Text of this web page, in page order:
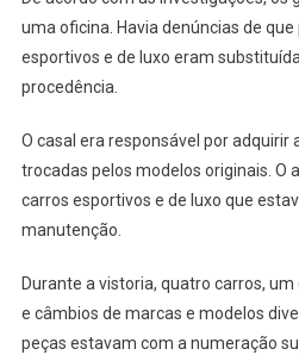
uma oficina. Havia denúncias de
esportivos e de luxo eram
procedência.
O casal era responsável por adquirir
trocadas pelos modelos originais. O
carros esportivos e de luxo que
manutenção.
Durante a vistoria, quatro carros,
e câmbios de marcas e modelos
peças estavam com a numeração